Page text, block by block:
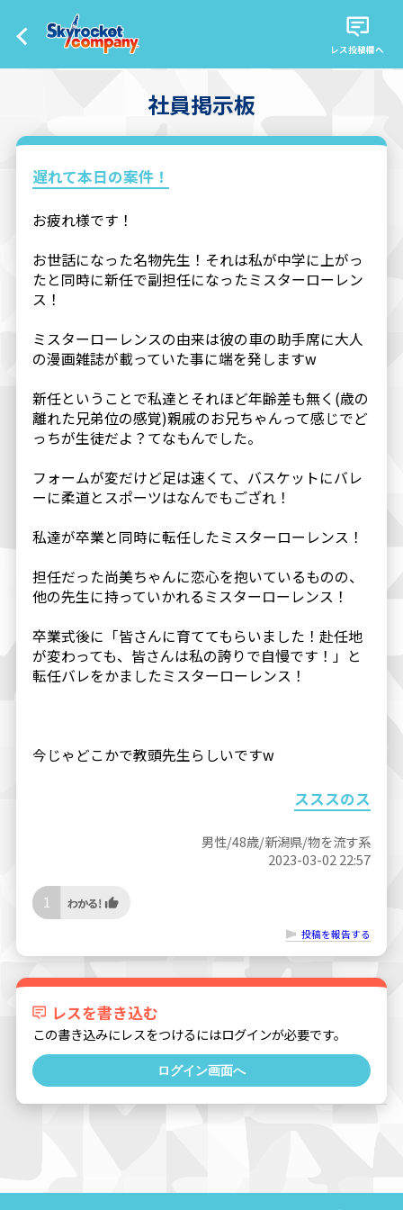
レス投稿欄へ
社員掲示板
遅れて本日の案件！
お疲れ様です！
お世話になった名物先生！それは私が中学に上がっ
たと同時に新任で副担任になったミスターローレン
ス！
ミスターローレンスの由来は彼の車の助手席に大人
の漫画雑誌が載っていた事に端を発しますw
新任ということで私達とそれほど年齢差も無く(歳の
離れた兄弟位の感覚)親戚のお兄ちゃんって感じでど
っちが生徒だよ？てなもんでした。
フォームが変だけど足は速くて、バスケットにバレ
ーに柔道とスポーツはなんでもござれ！
私達が卒業と同時に転任したミスターローレンス！
担任だった尚美ちゃんに恋心を抱いているものの、
他の先生に持っていかれるミスターローレンス！
卒業式後に「皆さんに育ててもらいました！赴任地
が変わっても、皆さんは私の誇りで自慢です！」と
転任バレをかましたミスターローレンス！
今じゃどこかで教頭先生らしいですw
スススのス
男性/48歳/新潟県/物を流す系
2023-03-02 22:57
1
投稿を報告する
レスを書き込む
この書き込みにレスをつけるにはログインが必要です。
ログイン画面へ